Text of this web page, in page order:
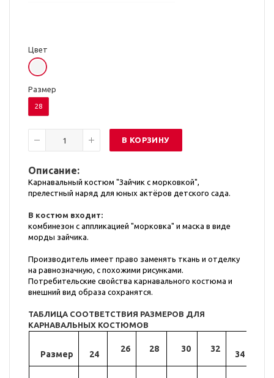
Цвет
Размер
28
В КОРЗИНУ
Описание:
Карнавальный костюм "Зайчик с морковкой",
прелестный наряд для юных актёров детского сада.
В костюм входит:
комбинезон с аппликацией "морковка" и маска в виде
морды зайчика.
Производитель имеет право заменять ткань и отделку
на равнозначную, с похожими рисунками.
Потребительские свойства карнавального костюма и
внешний вид образа сохранятся.
ТАБЛИЦА СООТВЕТСТВИЯ РАЗМЕРОВ ДЛЯ
КАРНАВАЛЬНЫХ КОСТЮМОВ
Размер 24
26 28 30 32
34